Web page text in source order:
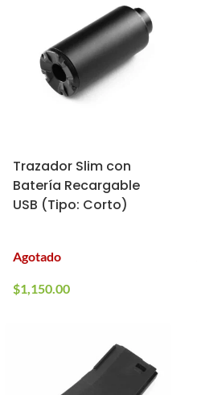
Trazador Slim con
Batería Recargable
USB (Tipo: Corto)
Agotado
$1,150.00